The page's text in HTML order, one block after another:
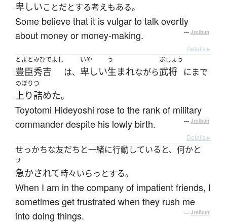
卑しいことだとする考えもある。
Some believe that it is vulgar to talk overtly
about money or money-making.
— Jreibun
Details ▸
とよとみひでよし
豊臣秀吉 は、
いや
卑しい
う
生まれながら
ぶしょう
武将 にまで
のぼりつ
上り詰めた。
Toyotomi Hideyoshi rose to the rank of military
commander despite his lowly birth.
— Jreibun
Details ▸
せっかちな友だちと一緒に行動していると、何かと
せ
急かされて時々いらっとする。
When I am in the company of impatient friends, I
sometimes get frustrated when they rush me
into doing things.
— Jreibun